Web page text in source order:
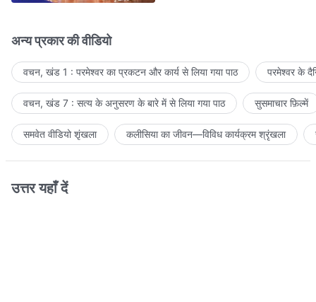
अन्य प्रकार की वीडियो
वचन, खंड 1 : परमेश्वर का प्रकटन और कार्य से लिया गया पाठ परमेश्वर के
वचन, खंड 7 : सत्य के अनुसरण के बारे में से लिया गया पाठ सुसमाचार फ़िल्में
समवेत वीडियो शृंखला कलीसिया का जीवन—विविध कार्यक्रम श्रृंखला
उत्तर यहाँ दें